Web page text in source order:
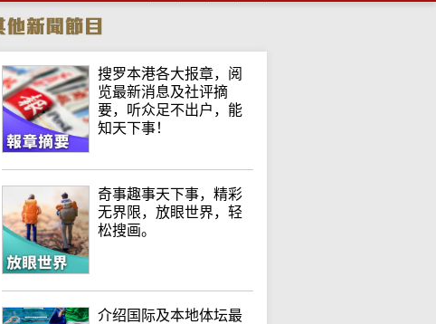
搜罗本港各大报章，阅
览最新消息及社评摘
要，听众足不出户，能
知天下事！
奇事趣事天下事，精彩
无界限，放眼世界，轻
松搜画。
介绍国际及本地体坛最